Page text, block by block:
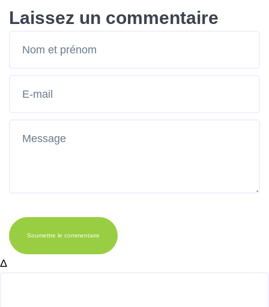
Laissez un commentaire
Soumettre le commentaire
Δ